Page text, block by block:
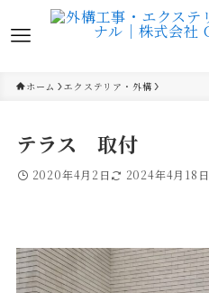
ホーム エクステリア・外構
テラス 取付
2020年4月2日 2024年4月18日